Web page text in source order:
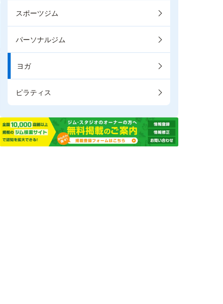
スポーツジム
パーソナルジム
ヨガ
ピラティス